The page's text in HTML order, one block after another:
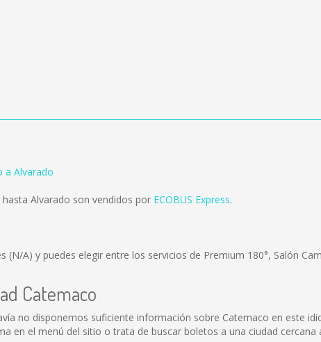
a Alvarado
Alvarado son vendidos por ECOBUS Express.
(N/A) y puedes elegir entre los servicios de Premium 180°, Salón
Catemaco
no disponemos suficiente información sobre Catemaco en este
en el menú del sitio o trata de buscar boletos a una ciudad cercana